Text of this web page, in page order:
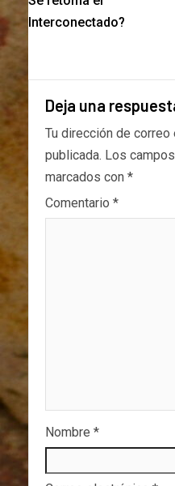
Interconectado?
Deja una
Tu dirección de
publicada. Los
marcados con *
Comentario *
Nombre *